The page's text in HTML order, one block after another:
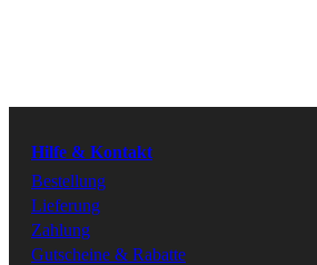
Hilfe & Kontakt
Bestellung
Lieferung
Zahlung
Gutscheine & Rabatte